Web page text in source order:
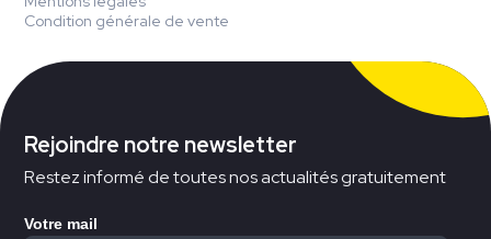
Condition générale de vente
Rejoindre notre newsletter
Restez informé de toutes nos actualités gratuitement
Votre mail